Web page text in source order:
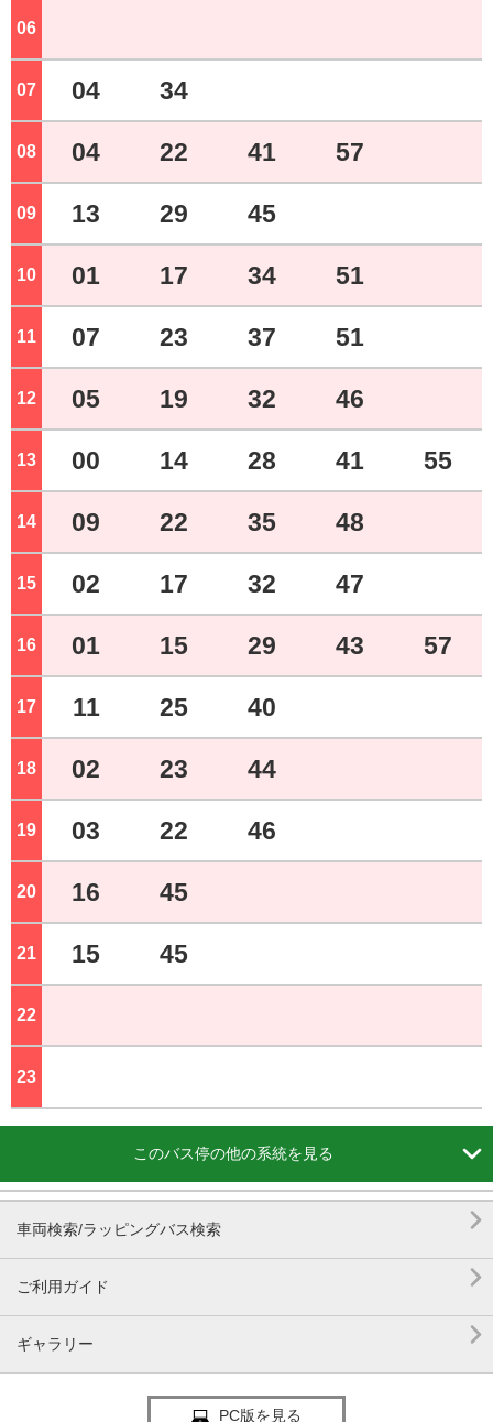
06
07 04 34
08 04 22 41 57
09 13 29 45
10 01 17 34 51
11 07 23 37 51
12 05 19 32 46
13 00 14 28 41 55
14 09 22 35 48
15 02 17 32 47
16 01 15 29 43 57
17 11 25 40
18 02 23 44
19 03 22 46
20 16 45
21 15 45
22
23
このバス停の他の系統を見る 
車両検索/ラッピングバス検索 
ご利用ガイド 
ギャラリー 
PC版を見る